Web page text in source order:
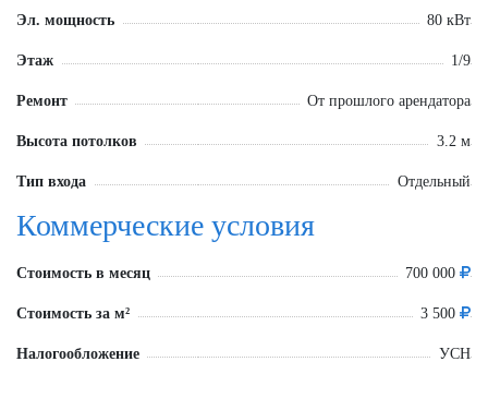
Эл. мощность 80 кВт
Этаж 1/9
Ремонт От прошлого арендатора
Высота потолков 3.2 м
Тип входа Отдельный
Коммерческие условия
Стоимость в месяц 700 000
Стоимость за м² 3 500
Налогообложение УСН